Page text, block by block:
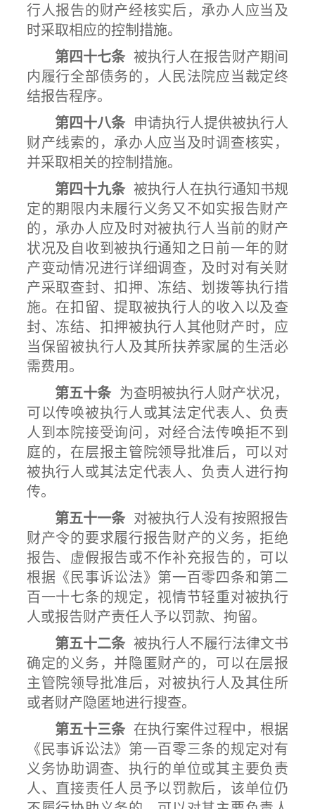
行人报告的财产经核实后，承办人应当及
时采取相应的控制措施。
第四十七条 被执行人在报告财产期间
内履行全部债务的，人民法院应当裁定终
结报告程序。
第四十八条 申请执行人提供被执行人
财产线索的，承办人应当及时调查核实，
并采取相关的控制措施。
第四十九条 被执行人在执行通知书规
定的期限内未履行义务又不如实报告财产
的，承办人应及时对被执行人当前的财产
状况及自收到被执行通知之日前一年的财
产变动情况进行详细调查，及时对有关财
产采取查封、扣押、冻结、划拨等执行措
施。在扣留、提取被执行人的收入以及查
封、冻结、扣押被执行人其他财产时，应
当保留被执行人及其所扶养家属的生活必
需费用。
第五十条 为查明被执行人财产状况，
可以传唤被执行人或其法定代表人、负责
人到本院接受询问，对经合法传唤拒不到
庭的，在层报主管院领导批准后，可以对
被执行人或其法定代表人、负责人进行拘
传。
第五十一条 对被执行人没有按照报告
财产令的要求履行报告财产的义务，拒绝
报告、虚假报告或不作补充报告的，可以
根据《民事诉讼法》第一百零四条和第二
百一十七条的规定，视情节轻重对被执行
人或报告财产责任人予以罚款、拘留。
第五十二条 被执行人不履行法律文书
确定的义务，并隐匿财产的，可以在层报
主管院领导批准后，对被执行人及其住所
或者财产隐匿地进行搜查。
第五十三条 在执行案件过程中，根据
《民事诉讼法》第一百零三条的规定对有
义务协助调查、执行的单位或其主要负责
人、直接责任人员予以罚款后，该单位仍